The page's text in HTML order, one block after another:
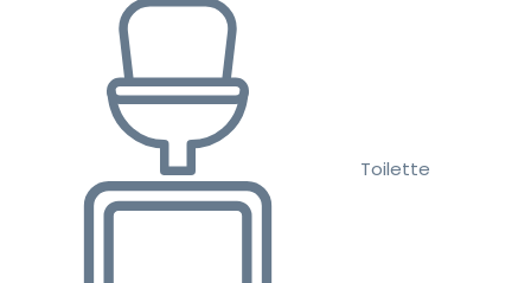
Toilette